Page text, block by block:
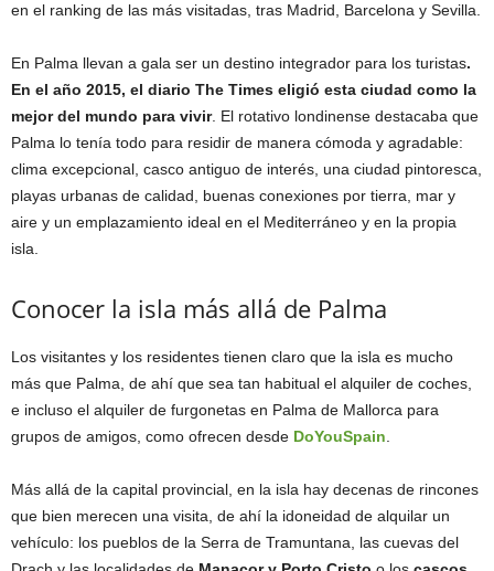
en el ranking de las más visitadas, tras Madrid, Barcelona y Sevilla.
En Palma llevan a gala ser un destino integrador para los turistas.
En el año 2015, el diario The Times eligió esta ciudad como la
mejor del mundo para vivir. El rotativo londinense destacaba que
Palma lo tenía todo para residir de manera cómoda y agradable:
clima excepcional, casco antiguo de interés, una ciudad pintoresca,
playas urbanas de calidad, buenas conexiones por tierra, mar y
aire y un emplazamiento ideal en el Mediterráneo y en la propia
isla.
Conocer la isla más allá de Palma
Los visitantes y los residentes tienen claro que la isla es mucho
más que Palma, de ahí que sea tan habitual el alquiler de coches,
e incluso el alquiler de furgonetas en Palma de Mallorca para
grupos de amigos, como ofrecen desde DoYouSpain
Más allá de la capital provincial, en la isla hay decenas de rincones
que bien merecen una visita, de ahí la idoneidad de alquilar un
vehículo: los pueblos de la Serra de Tramuntana, las cuevas del